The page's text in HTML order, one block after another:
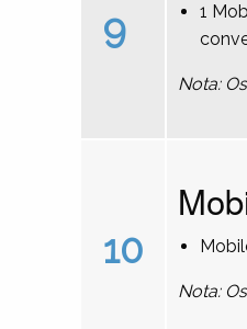
9
1
Nota:
10
Nota: